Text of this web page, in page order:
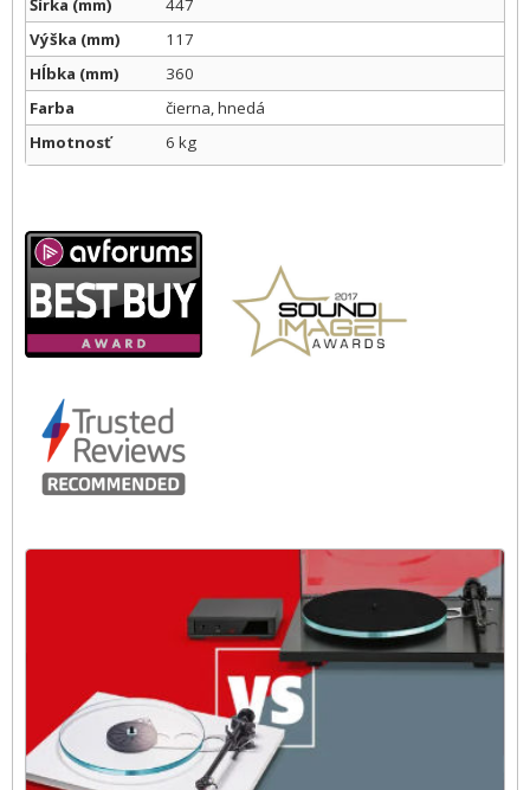
Šírka (mm)
447
Výška (mm)
117
Hĺbka (mm)
360
Farba
čierna, hnedá
Hmotnosť
6 kg